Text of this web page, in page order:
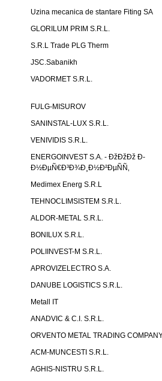
Uzina mecanica de stantare Fiting SA
GLORILUM PRIM S.R.L.
S.R.L Trade PLG Therm
JSC.Sabanikh
VADORMET S.R.L.
FULG-MISUROV
SANINSTAL-LUX S.R.L.
VENIVIDIS S.R.L.
ENERGOINVEST S.A. - ÐžÐžÐž Ð­
Ð½ÐµÑ€Ð³Ð¾Ð¸Ð½Ð²ÐµÑÑ‚
Medimex Energ S.R.L
TEHNOCLIMSISTEM S.R.L.
ALDOR-METAL S.R.L.
BONILUX S.R.L.
POLIINVEST-M S.R.L.
APROVIZELECTRO S.A.
DANUBE LOGISTICS S.R.L.
Metall IT
ANADVIC & C.I. S.R.L.
ORVENTO METAL TRADING
ACM-MUNCESTI S.R.L.
AGHIS-NISTRU S.R.L.